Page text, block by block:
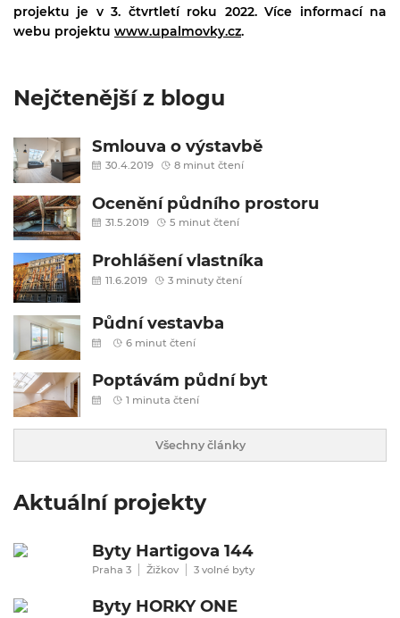
projektu je v 3. čtvrtletí roku 2022. Více informací na
webu projektu www.upalmovky.cz.
Nejčtenější z blogu
Smlouva o výstavbě
30.4.2019 8 minut čtení
Ocenění půdního prostoru
31.5.2019 5 minut čtení
Prohlášení vlastníka
11.6.2019 3 minuty čtení
Půdní vestavba
6 minut čtení
Poptávám půdní byt
1 minuta čtení
Všechny články
Aktuální projekty
Byty Hartigova 144
Praha 3 Žižkov 3 volné byty
Byty HORKY ONE